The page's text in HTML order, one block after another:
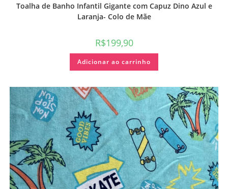
Toalha de Banho Infantil Gigante com Capuz Dino Azul e
Laranja- Colo de Mãe
R$199,90
Adicionar ao carrinho